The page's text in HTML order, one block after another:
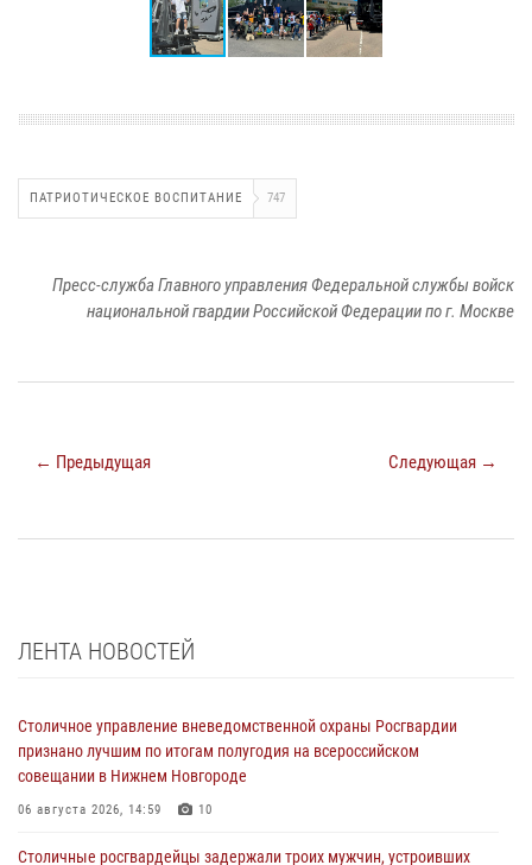
ПАТРИОТИЧЕСКОЕ ВОСПИТАНИЕ 747
Пресс-служба Главного управления Федеральной службы войск
национальной гвардии Российской Федерации по г. Москве
← Предыдущая Следующая →
ЛЕНТА НОВОСТЕЙ
Столичное управление вневедомственной охраны Росгвардии
признано лучшим по итогам полугодия на всероссийском
совещании в Нижнем Новгороде
06 августа 2026, 14:59 10
Столичные росгвардейцы задержали троих мужчин, устроивших